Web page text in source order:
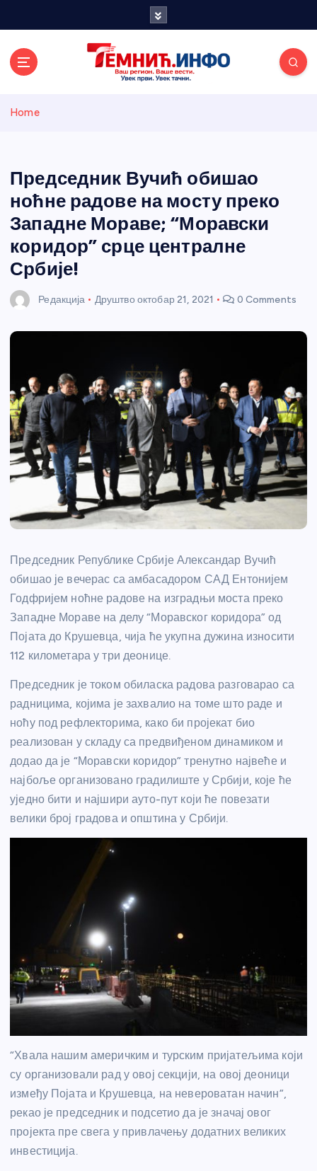
и портал
Home
Председник Вучић обишао
ноћне радове на мосту преко
Западне Мораве; “Моравски
коридор” срце централне
Србије!
Редакција Друштво октобар 21, 2021 0 Comments
Председник Републике Србије Александар Вучић
обишао је вечерас са амбасадором САД Ентонијем
Годфријем ноћне радове на изградњи моста преко
Западне Мораве на делу “Моравског коридора” од
Појата до Крушевца, чија ће укупна дужина износити
112 километара у три деонице.
Председник је током обиласка радова разговарао са
радницима, којима је захвалио на томе што раде и
ноћу под рефлекторима, како би пројекат био
реализован у складу са предвиђеном динамиком и
додао да је “Моравски коридор” тренутно највеће и
најбоље организовано градилиште у Србији, које ће
уједно бити и најшири ауто-пут који ће повезати
велики број градова и општина у Србији.
“Хвала нашим америчким и турским пријатељима који
су организовали рад у овој секцији, на овој деоници
између Појата и Крушевца, на невероватан начин”,
рекао је председник и подсетио да је значај овог
пројекта пре свега у привлачењу додатних великих
инвестиција.